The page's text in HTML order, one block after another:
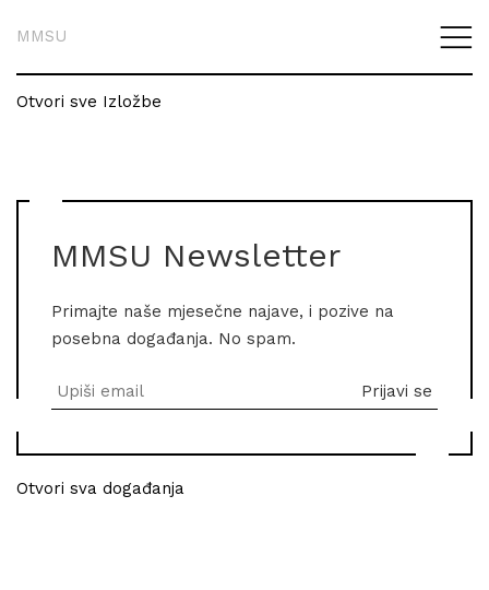
MMSU
Otvori sve Izložbe
MMSU Newsletter
Primajte naše mjesečne najave, i pozive na
posebna događanja. No spam.
Otvori sva događanja